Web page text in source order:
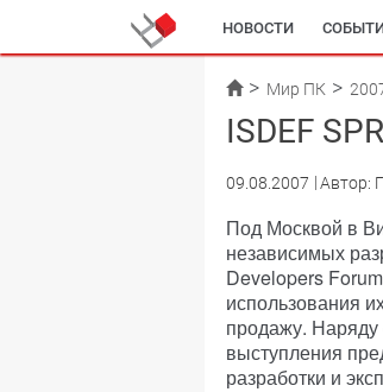
НОВОСТИ
Мир ПК
ISDEF
09.08.2007 Автор:
Под Москвой в
независимых
Developers
использования
продажу. Наряду
выступления
разработки и